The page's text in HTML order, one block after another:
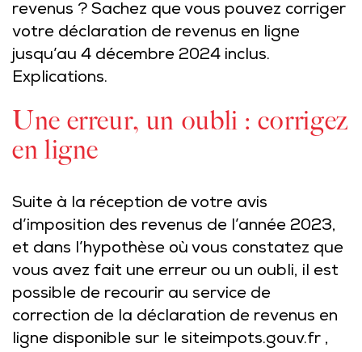
revenus ? Sachez que vous pouvez corriger
votre déclaration de revenus en ligne
jusqu’au 4 décembre 2024 inclus.
Explications.
Une erreur, un oubli : corrigez
en ligne
Suite à la réception de votre avis
d’imposition des revenus de l’année 2023,
et dans l’hypothèse où vous constatez que
vous avez fait une erreur ou un oubli, il est
possible de recourir au service de
correction de la déclaration de revenus en
ligne disponible sur le siteimpots.gouv.fr ,